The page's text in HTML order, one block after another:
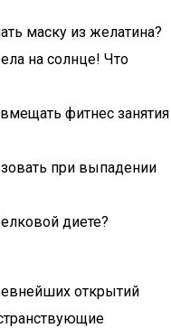
маску из желатина?
на солнце! Что
фитнес занятия
при выпадении
диете?
открытий